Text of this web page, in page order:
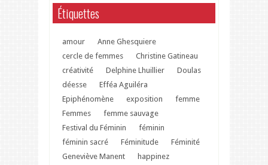
Étiquettes
amour
Anne Ghesquiere
cercle de femmes
Christine Gatineau
créativité
Delphine Lhuillier
Doulas
déesse
Efféa Aguiléra
Epiphénomène
exposition
femme
Femmes
femme sauvage
Festival du Féminin
féminin
féminin sacré
Féminitude
Féminité
Geneviève Manent
happinez